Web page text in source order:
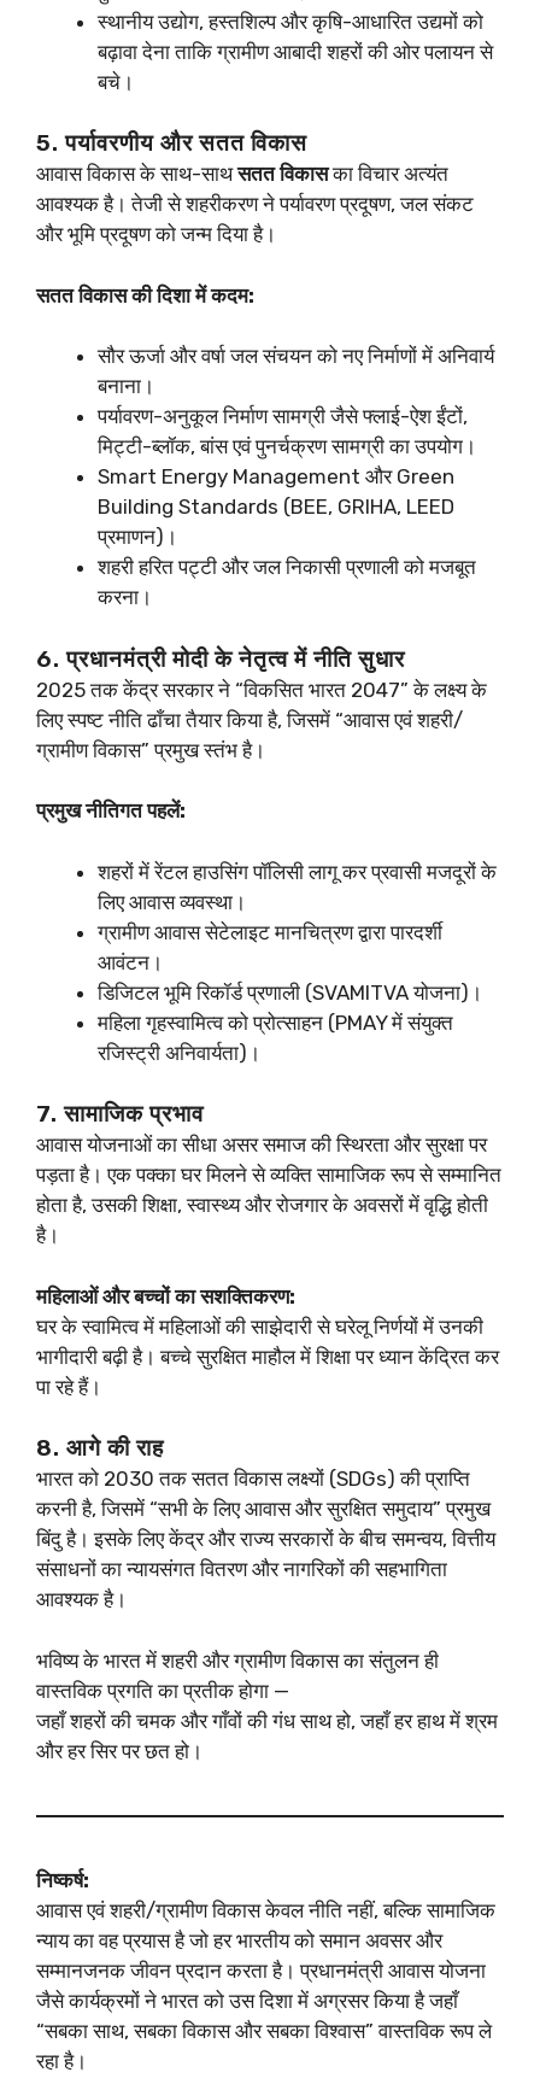
स्थानीय उद्योग, हस्तशिल्प और कृषि-आधारित उद्यमों को
बढ़ावा देना ताकि ग्रामीण आबादी शहरों की ओर पलायन से
बचे।
5. पर्यावरणीय और सतत विकास
आवास विकास के साथ-साथसतत विकासका विचार अत्यंत
आवश्यक है। तेजी से शहरीकरण ने पर्यावरण प्रदूषण, जल संकट
और भूमि प्रदूषण को जन्म दिया है।
सतत विकास की दिशा में कदम:
सौर ऊर्जा और वर्षा जल संचयन को नए निर्माणों में अनिवार्य
बनाना।
पर्यावरण-अनुकूल निर्माण सामग्री जैसे फ्लाई-ऐश ईंटों,
मिट्टी-ब्लॉक, बांस एवं पुनर्चक्रण सामग्री का उपयोग।
Smart Energy Management और Green
Building Standards (BEE, GRIHA, LEED
प्रमाणन)।
शहरी हरित पट्टी और जल निकासी प्रणाली को मजबूत
करना।
6. प्रधानमंत्री मोदी के नेतृत्व में नीति सुधार
2025 तक केंद्र सरकार ने “विकसित भारत 2047” के लक्ष्य के
लिए स्पष्ट नीति ढाँचा तैयार किया है, जिसमें “आवास एवं शहरी/
ग्रामीण विकास” प्रमुख स्तंभ है।
प्रमुख नीतिगत पहलें:
शहरों में रेंटल हाउसिंग पॉलिसी लागू कर प्रवासी मजदूरों के
लिए आवास व्यवस्था।
ग्रामीण आवास सेटेलाइट मानचित्रण द्वारा पारदर्शी
आवंटन।
डिजिटल भूमि रिकॉर्ड प्रणाली (SVAMITVA योजना)।
महिला गृहस्वामित्व को प्रोत्साहन (PMAY में संयुक्त
रजिस्ट्री अनिवार्यता)।
7. सामाजिक प्रभाव
आवास योजनाओं का सीधा असर समाज की स्थिरता और सुरक्षा पर
पड़ता है। एक पक्का घर मिलने से व्यक्ति सामाजिक रूप से सम्मानित
होता है, उसकी शिक्षा, स्वास्थ्य और रोजगार के अवसरों में वृद्धि होती
है।
महिलाओं और बच्चों का सशक्तिकरण:
घर के स्वामित्व में महिलाओं की साझेदारी से घरेलू निर्णयों में उनकी
भागीदारी बढ़ी है। बच्चे सुरक्षित माहौल में शिक्षा पर ध्यान केंद्रित कर
पा रहे हैं।
8. आगे की राह
भारत को 2030 तक सतत विकास लक्ष्यों (SDGs) की प्राप्ति
करनी है, जिसमें “सभी के लिए आवास और सुरक्षित समुदाय” प्रमुख
बिंदु है। इसके लिए केंद्र और राज्य सरकारों के बीच समन्वय, वित्तीय
संसाधनों का न्यायसंगत वितरण और नागरिकों की सहभागिता
आवश्यक है।
भविष्य के भारत में शहरी और ग्रामीण विकास का संतुलन ही
वास्तविक प्रगति का प्रतीक होगा —
जहाँ शहरों की चमक और गाँवों की गंध साथ हो, जहाँ हर हाथ में श्रम
और हर सिर पर छत हो।
निष्कर्ष:
आवास एवं शहरी/ग्रामीण विकास केवल नीति नहीं, बल्कि सामाजिक
न्याय का वह प्रयास है जो हर भारतीय को समान अवसर और
सम्मानजनक जीवन प्रदान करता है। प्रधानमंत्री आवास योजना
जैसे कार्यक्रमों ने भारत को उस दिशा में अग्रसर किया है जहाँ
“सबका साथ, सबका विकास और सबका विश्वास” वास्तविक रूप ले
रहा है।